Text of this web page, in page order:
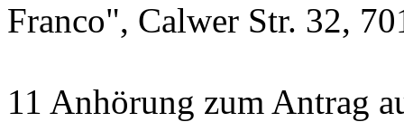
Franco", Calwer Str. 32,
11 Anhörung zum Antrag